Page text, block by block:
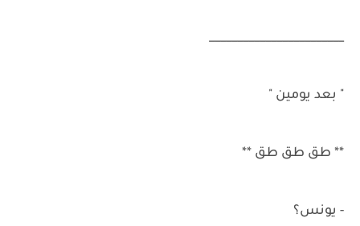
________________________
" بعد يومين "
** طق طق طق **
- يونس؟